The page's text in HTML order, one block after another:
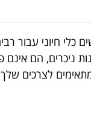
כלי חיוני עבור
ניכרים, הם
לצרכים